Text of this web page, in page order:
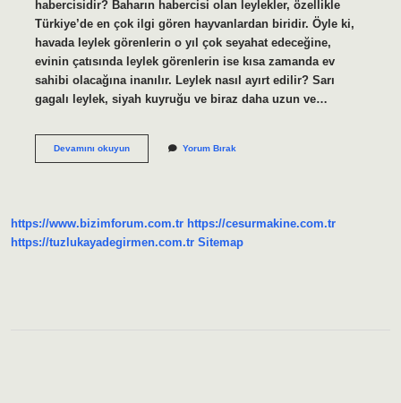
habercisidir? Baharın habercisi olan leylekler, özellikle
Türkiye’de en çok ilgi gören hayvanlardan biridir. Öyle ki,
havada leylek görenlerin o yıl çok seyahat edeceğine,
evinin çatısında leylek görenlerin ise kısa zamanda ev
sahibi olacağına inanılır. Leylek nasıl ayırt edilir? Sarı
gagalı leylek, siyah kuyruğu ve biraz daha uzun ve…
Devamını okuyunGri
Yorum Bırak
https://www.bizimforum.com.tr https://cesurmakine.com.tr
https://tuzlukayadegirmen.com.tr Sitemap